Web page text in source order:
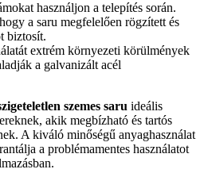
használjon a telepítés során.
a saru megfelelően rögzített és
biztosít.
extrém környezeti körülmények
a galvanizált acél
szemes saru ideális
akik megbízható és tartós
A kiváló minőségű anyaghasználat
a problémamentes használatot